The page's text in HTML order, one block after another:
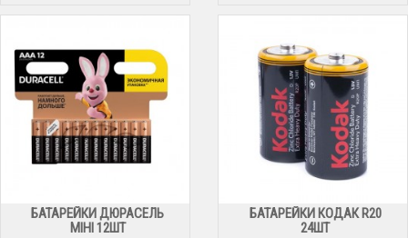
БАТАРЕЙКИ ДЮРАСЕЛЬ
МІНІ 12ШТ
БАТАРЕЙКИ КОДАК R20
24ШТ